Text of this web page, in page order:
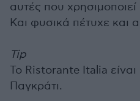
αυτές που χρησιμοποιεί
Και φυσικά πέτυχε και
Tip
To Ristorante Italia
Παγκράτι.